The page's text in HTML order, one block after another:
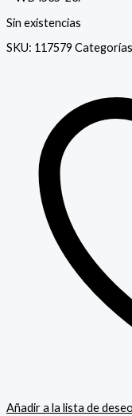
Sin existencias
SKU: 117579
Añadir a la lista de